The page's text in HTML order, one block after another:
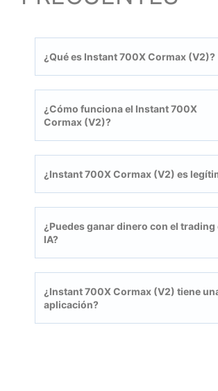
¿Qué es Instant 700X Cormax (V2)?
¿Cómo funciona el Instant 700X
Cormax (V2)?
¿Instant 700X Cormax (V2) es
¿Puedes ganar dinero con el trading
IA?
¿Instant 700X Cormax (V2) tiene
aplicación?